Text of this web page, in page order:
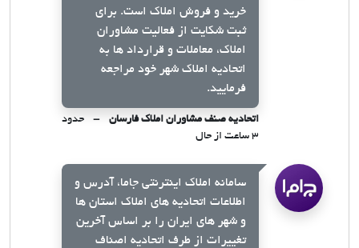
خرید و فروش املاک است. برای
ثبت شکایت از فعالیت مشاوران
املاک، معاملات و قرارداد ها به
اتحادیه املاک شهر خود مراجعه
فرمایید.
اتحادیه صنف مشاوران املاک فارسان
حدود
۳ ساعت از حال
سامانه املاک اینترنتی جاما، آدرس و
اطلاعات اتحادیه های املاک استان ها
و شهر های ایران را بر اساس آخرین
تغییرات از طرف اتحادیه اصناف